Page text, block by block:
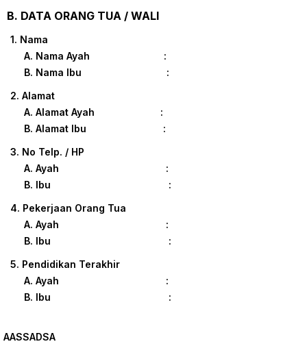
B. DATA ORANG TUA / WALI
1. Nama
A. Nama Ayah :
B. Nama Ibu :
2. Alamat
A. Alamat Ayah :
B. Alamat Ibu :
3. No Telp. / HP
A. Ayah :
B. Ibu :
4. Pekerjaan Orang Tua
A. Ayah :
B. Ibu :
5. Pendidikan Terakhir
A. Ayah :
B. Ibu :
AASSADSA